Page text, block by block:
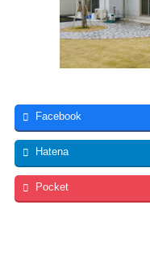
Facebook
Hatena
Pocket